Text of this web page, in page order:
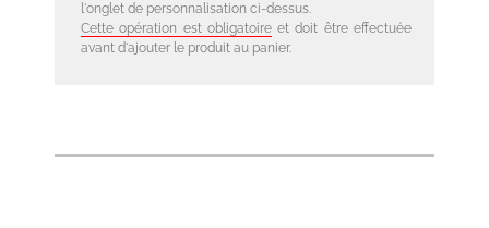
l'onglet de personnalisation ci-dessus.
Cette opération est obligatoireet doit être effectuée
avant d'ajouter le produit au panier.